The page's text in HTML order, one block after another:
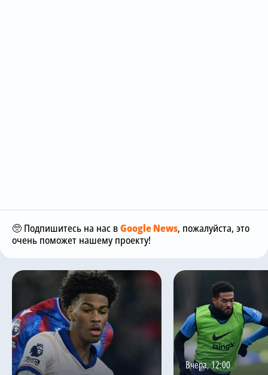
🥺 Подпишитесь на нас вGoogle News, пожалуйста, это
очень поможет нашему проекту!
Вчера, 12:00